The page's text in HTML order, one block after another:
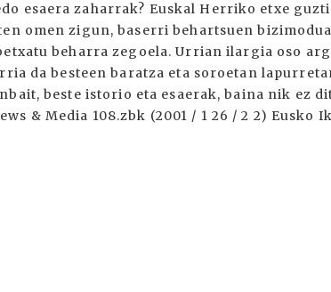
esaera zaharrak? Euskal Herriko etxe
omen zigun, baserri behartsuen
beharra zegoela. Urrian ilargia oso
da besteen baratza eta soroetan
beste istorio eta esaerak, baina nik ez
& Media 108.zbk (2001 / 1 26 / 2 2) Eusko